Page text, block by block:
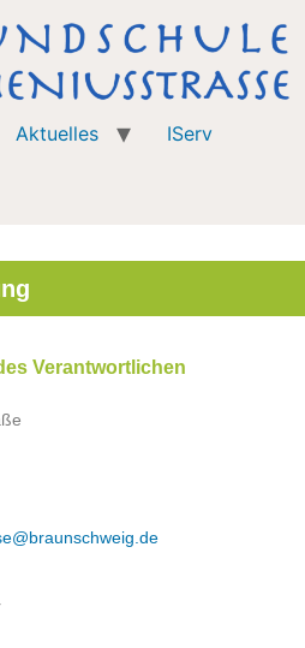
Aktuelles
IServ
Verantwortlichen